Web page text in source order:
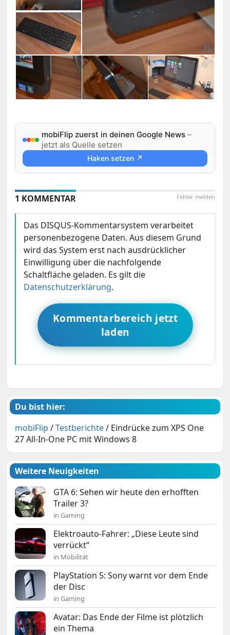
mobiFlip zuerst in deinen Google News –
jetzt als Quelle setzen
Haken setzen ↗
Fehler melden
1 KOMMENTAR
Das DISQUS-Kommentarsystem verarbeitet
personenbezogene Daten. Aus diesem Grund
wird das System erst nach ausdrücklicher
Einwilligung über die nachfolgende
Schaltfläche geladen. Es gilt die
Datenschutzerklärung.
Kommentarbereich jetzt
laden
Du bist hier:
mobiFlip /Testberichte/ Eindrücke zum XPS One
27 All-In-One PC mit Windows 8
Weitere Neuigkeiten
GTA 6: Sehen wir heute den erhofften
Trailer 3?
in Gaming
Elektroauto-Fahrer: „Diese Leute sind
verrückt“
in Mobilität
PlayStation 5: Sony warnt vor dem Ende
der Disc
in Gaming
Avatar: Das Ende der Filme ist plötzlich
ein Thema